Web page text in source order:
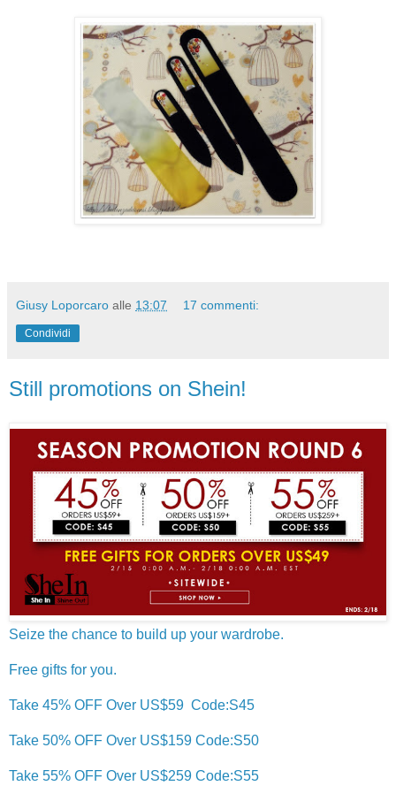
Giusy Loporcaro alle 13:07 17 commenti:
Condividi
Still promotions on Shein!
Seize the chance to build up your wardrobe.
Free gifts for you.
Take 45% OFF Over US$59 Code:S45
Take 50% OFF Over US$159 Code:S50
Take 55% OFF Over US$259 Code:S55